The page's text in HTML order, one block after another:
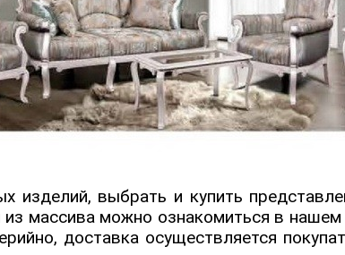
изделий, выбрать и купить
массива можно ознакомиться в
доставка осуществляется